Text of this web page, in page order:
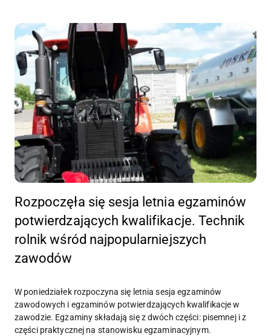
Rozpoczęła się sesja letnia egzaminów
potwierdzających kwalifikacje. Technik
rolnik wśród najpopularniejszych
zawodów
W poniedziałek rozpoczyna się letnia sesja egzaminów
zawodowych i egzaminów potwierdzających kwalifikacje w
zawodzie. Egzaminy składają się z dwóch części: pisemnej i z
części praktycznej na stanowisku egzaminacyjnym.